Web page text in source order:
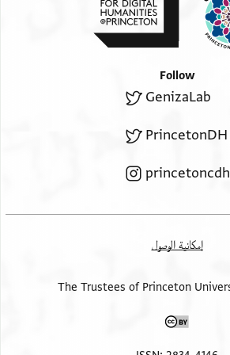
Follow
GenizaLab
PrincetonDH
princetoncdh
إمكانية الوصول